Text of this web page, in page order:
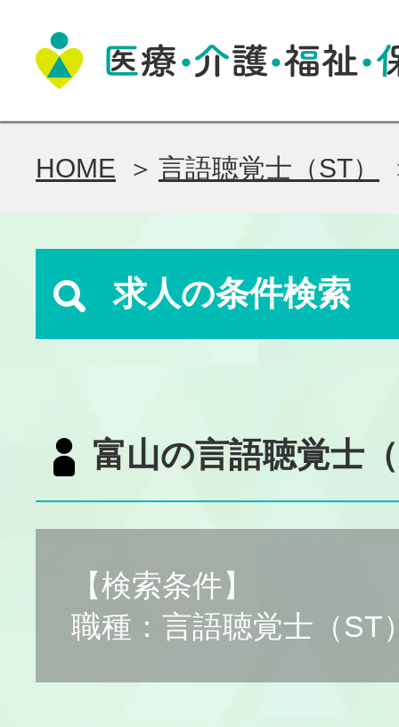
HOME 言語聴覚士（ST）
求人の条件検索
富山の言語聴覚士
【検索条件】
職種：言語聴覚士（ST